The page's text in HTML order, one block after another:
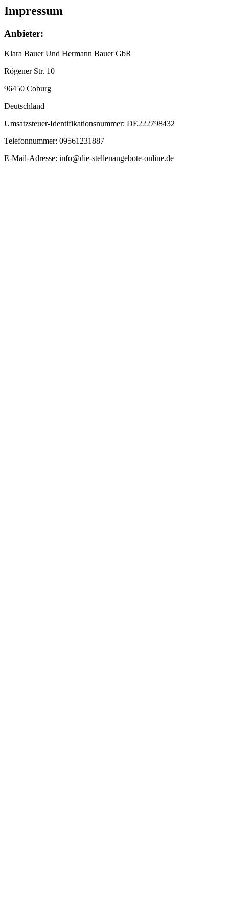
Impressum
Anbieter:
Klara Bauer Und Hermann Bauer GbR
Rögener Str. 10
96450 Coburg
Deutschland
Umsatzsteuer-Identifikationsnummer: DE222798432
Telefonnummer: 09561231887
E-Mail-Adresse: info@die-stellenangebote-online.de